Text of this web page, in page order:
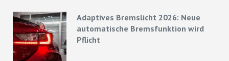
Adaptives Bremslicht 2026: Neue
automatische Bremsfunktion wird
Pflicht